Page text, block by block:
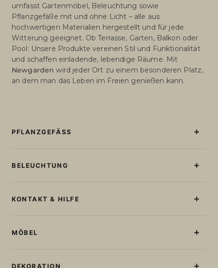
umfasst Gartenmöbel, Beleuchtung sowie
Pflanzgefäße mit und ohne Licht – alle aus
hochwertigen Materialien hergestellt und für jede
Witterung geeignet. Ob Terrasse, Garten, Balkon oder
Pool: Unsere Produkte vereinen Stil und Funktionalität
und schaffen einladende, lebendige Räume. Mit
Newgarden wird jeder Ort zu einem besonderen Platz,
an dem man das Leben im Freien genießen kann.
PFLANZGEFÄSS
Blumentöpfe Ohne Licht
Quadratische Blumentöpfe
BELEUCHTUNG
Tischlampen
Lampe in Kugelform
Solarleuchten
KONTAKT & HILFE
Bestellstatus abfragen
MÖBEL
DEKORATION